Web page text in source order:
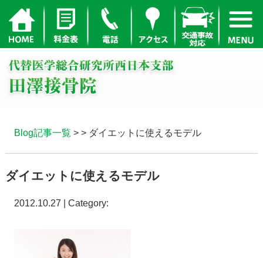
Blog記事一覧 > > ダイエットに使えるモデル
ダイエットに使えるモデル
2012.10.27 | Category: